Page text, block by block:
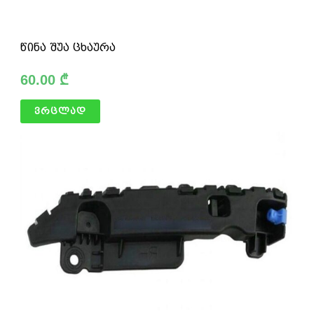
წინა შუა ცხაურა
60.00 ₾
ვრცლად